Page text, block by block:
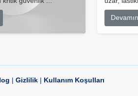
| Gizlilik| Kullanım Koşulları